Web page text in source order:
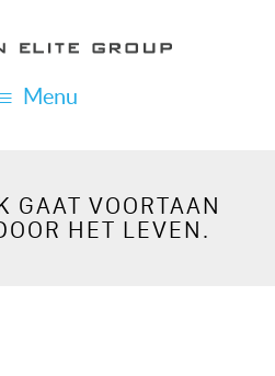
Menu
GAAT VOORTAAN
HET LEVEN.